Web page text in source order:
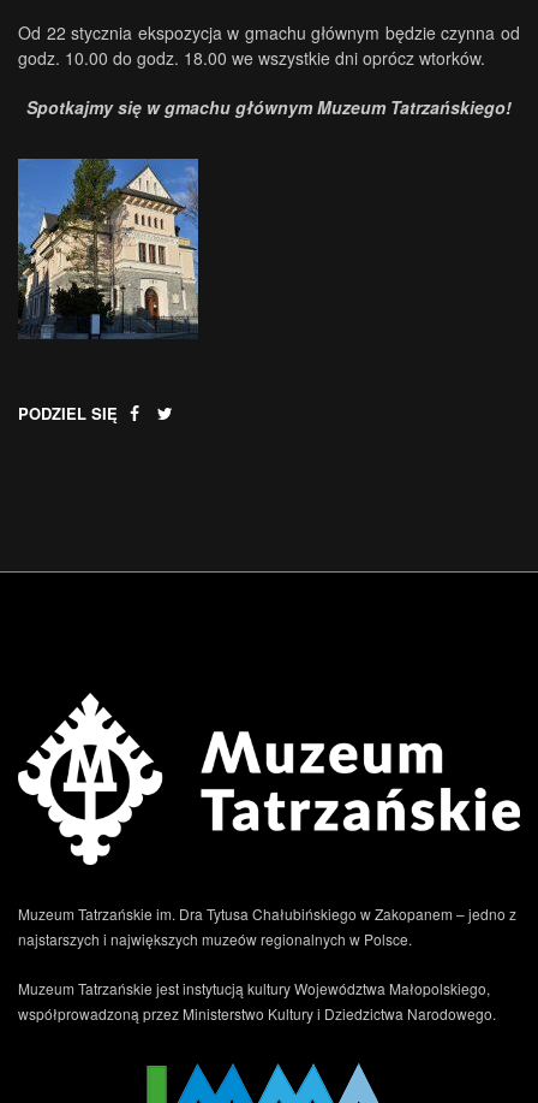
Od 22 stycznia ekspozycja w gmachu głównym będzie czynna od
godz. 10.00 do godz. 18.00 we wszystkie dni oprócz wtorków.
Spotkajmy się w gmachu głównym Muzeum Tatrzańskiego!
PODZIEL SIĘ
Muzeum Tatrzańskie im. Dra Tytusa Chałubińskiego w Zakopanem – jedno z
najstarszych i największych muzeów regionalnych w Polsce.
Muzeum Tatrzańskie jest instytucją kultury Województwa Małopolskiego,
współprowadzoną przez Ministerstwo Kultury i Dziedzictwa Narodowego.